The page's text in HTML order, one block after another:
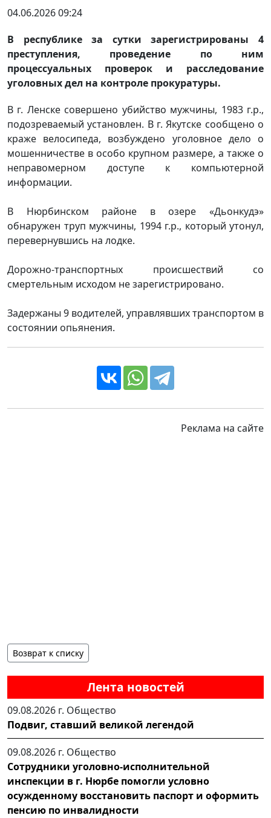
Лента новостей
09.08.2026 г. Общество
Подвиг, ставший великой легендой
09.08.2026 г. Общество
Сотрудники уголовно-исполнительной
инспекции в г. Нюрбе помогли условно
осужденному восстановить паспорт и оформить
пенсию по инвалидности
04.06.2026 09:24
В республике за сутки зарегистрированы 4
преступления, проведение по ним
процессуальных проверок и расследование
уголовных дел на контроле прокуратуры.
В г. Ленске совершено убийство мужчины, 1983 г.р.,
подозреваемый установлен. В г. Якутске сообщено о
краже велосипеда, возбуждено уголовное дело о
мошенничестве в особо крупном размере, а также о
неправомерном доступе к компьютерной
информации.
В Нюрбинском районе в озере «Дьонкудэ»
обнаружен труп мужчины, 1994 г.р., который утонул,
перевернувшись на лодке.
Дорожно-транспортных происшествий со
смертельным исходом не зарегистрировано.
Задержаны 9 водителей, управлявших транспортом в
состоянии опьянения.
Реклама на сайте
Возврат к списку